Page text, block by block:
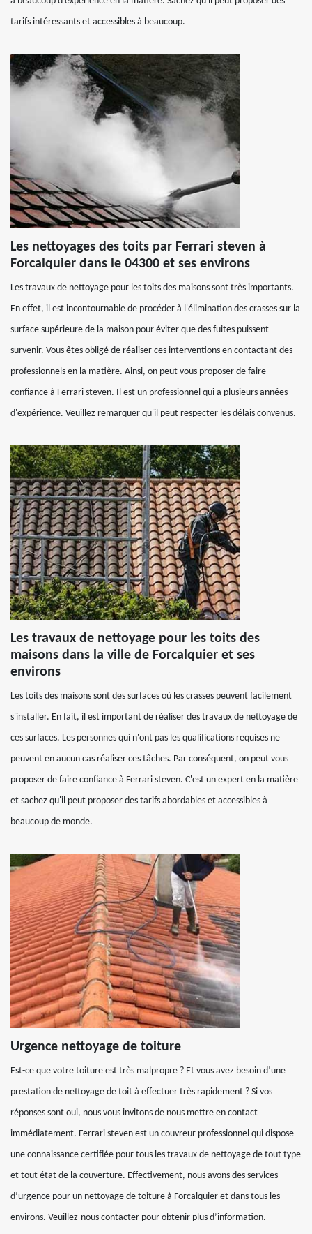
tarifs intéressants et accessibles à beaucoup.
Les nettoyages des toits par Ferrari steven à
Forcalquier dans le 04300 et ses environs
Les travaux de nettoyage pour les toits des maisons sont très importants.
En effet, il est incontournable de procéder à l'élimination des crasses sur la
surface supérieure de la maison pour éviter que des fuites puissent
survenir. Vous êtes obligé de réaliser ces interventions en contactant des
professionnels en la matière. Ainsi, on peut vous proposer de faire
confiance à Ferrari steven. Il est un professionnel qui a plusieurs années
d'expérience. Veuillez remarquer qu'il peut respecter les délais convenus.
Les travaux de nettoyage pour les toits des
maisons dans la ville de Forcalquier et ses
environs
Les toits des maisons sont des surfaces où les crasses peuvent facilement
s'installer. En fait, il est important de réaliser des travaux de nettoyage de
ces surfaces. Les personnes qui n'ont pas les qualifications requises ne
peuvent en aucun cas réaliser ces tâches. Par conséquent, on peut vous
proposer de faire confiance à Ferrari steven. C'est un expert en la matière
et sachez qu'il peut proposer des tarifs abordables et accessibles à
beaucoup de monde.
Urgence nettoyage de toiture
Est-ce que votre toiture est très malpropre ? Et vous avez besoin d’une
prestation de nettoyage de toit à effectuer très rapidement ? Si vos
réponses sont oui, nous vous invitons de nous mettre en contact
immédiatement. Ferrari steven est un couvreur professionnel qui dispose
une connaissance certifiée pour tous les travaux de nettoyage de tout type
et tout état de la couverture. Effectivement, nous avons des services
d’urgence pour un nettoyage de toiture à Forcalquier et dans tous les
environs. Veuillez-nous contacter pour obtenir plus d’information.